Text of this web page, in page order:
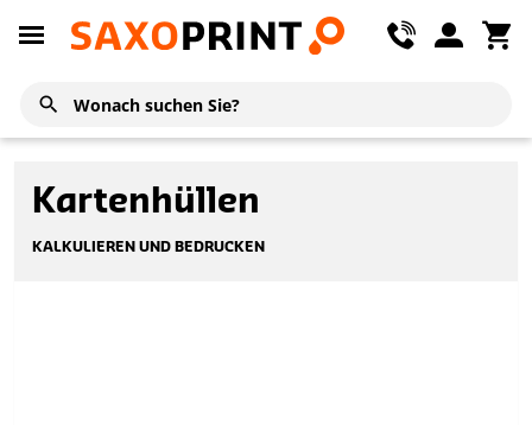
Kartenhüllen
KALKULIEREN UND BEDRUCKEN